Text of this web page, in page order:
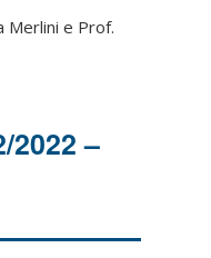
Merlini e Prof.
2022 –